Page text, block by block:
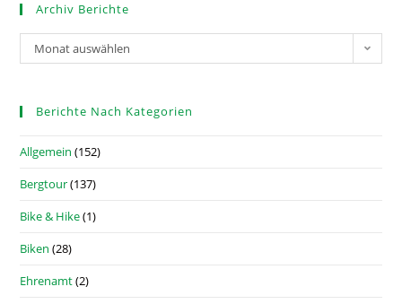
Archiv Berichte
Monat auswählen
Berichte Nach Kategorien
Allgemein (152)
Bergtour(137)
Bike & Hike(1)
Biken (28)
Ehrenamt(2)